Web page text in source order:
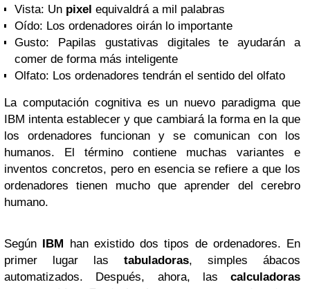
Vista: Un pixel equivaldrá a mil palabras
Oído: Los ordenadores oirán lo importante
Gusto: Papilas gustativas digitales te ayudarán a
comer de forma más inteligente
Olfato: Los ordenadores tendrán el sentido del olfato
La computación cognitiva es un nuevo paradigma que
IBM intenta establecer y que cambiará la forma en la que
los ordenadores funcionan y se comunican con los
humanos. El término contiene muchas variantes e
inventos concretos, pero en esencia se refiere a que los
ordenadores tienen mucho que aprender del cerebro
humano.
Según IBM han existido dos tipos de ordenadores. En
primer lugar las tabuladoras, simples ábacos
automatizados. Después, ahora, las calculadoras